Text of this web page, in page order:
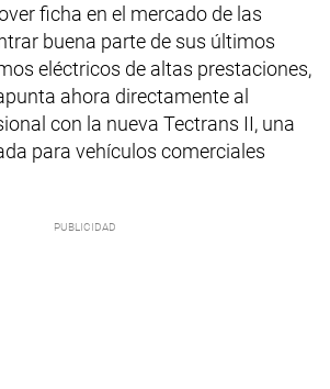
ficha en el mercado de las
buena parte de sus últimos
eléctricos de altas prestaciones,
ahora directamente al
con la nueva Tectrans II, una
para vehículos comerciales